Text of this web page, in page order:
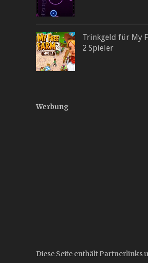
Trinkgeld für My
2 Spieler
Werbung
Diese Seite enthält Partnerlinks